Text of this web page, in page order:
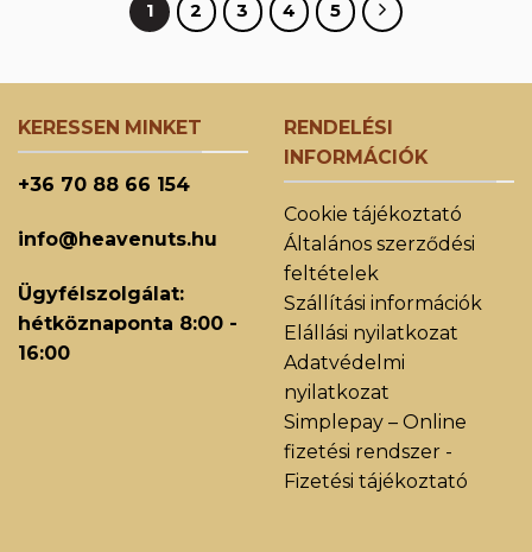
1 2 3 4 5
KERESSEN MINKET
+36 70 88 66 154
info@heavenuts.hu
Ügyfélszolgálat:
hétköznaponta 8:00 -
16:00
RENDELÉSI
INFORMÁCIÓK
Cookie tájékoztató
Általános szerződési
feltételek
Szállítási információk
Elállási nyilatkozat
Adatvédelmi
nyilatkozat
Simplepay – Online
fizetési rendszer -
Fizetési tájékoztató